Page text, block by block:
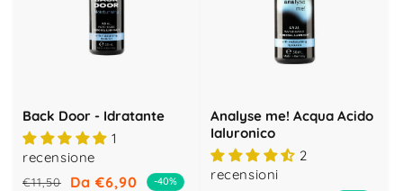
Back Door - Idratante
1
recensione
Prezzo
€11,50
PrezzoDa €6,90 -40%
Analyse me! Acqua Acido
Ialuronico
2
recensioni